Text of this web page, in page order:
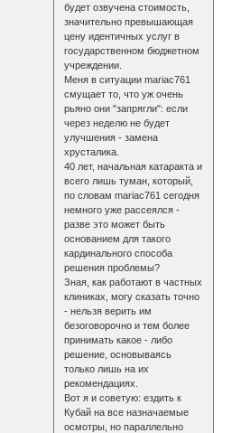
будет озвучена стоимость,
значительно превышающая
цену идентичных услуг в
государственном бюджетном
учреждении.
Меня в ситуации mariac761
смущает то, что уж очень
рьяно они "запрягли": если
через неделю не будет
улучшения - замена
хрусталика.
40 лет, начальная катаракта и
всего лишь туман, который,
по словам mariac761 сегодня
немного уже рассеялся -
разве это может быть
основанием для такого
кардинального способа
решения проблемы?
Зная, как работают в частных
клиниках, могу сказать точно
- нельзя верить им
безоговорочно и тем более
принимать какое - либо
решение, основываясь
только лишь на их
рекомендациях.
Вот я и советую: ездить к
Кубай на все назначаемые
осмотры, но параллельно